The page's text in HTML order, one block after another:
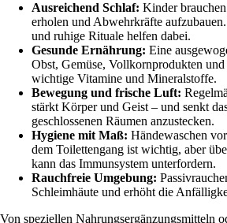
Ausreichend Schlaf: Kinder
erholen und Abwehrkräfte
und ruhige Rituale helfen dabei.
Gesunde Ernährung: Eine
Obst, Gemüse, Vollkornprodukten
wichtige Vitamine und Mineralstoffe.
Bewegung und frische Luft:
stärkt Körper und Geist – und senkt
geschlossenen Räumen anzustecken.
Hygiene mit Maß: Händewaschen
dem Toilettengang ist wichtig, aber
kann das Immunsystem unterfordern.
Rauchfreie Umgebung:
Schleimhäute und erhöht die
Von speziellen Nahrungsergänzungsmitteln